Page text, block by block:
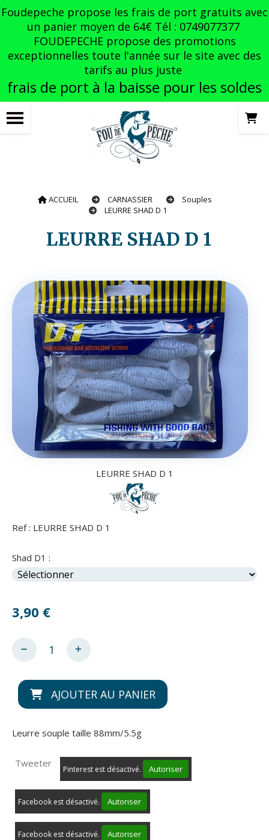
Foudepeche propose les frais de port gratuits avec
un panier moyen de 64€ Tél : 0749077377
FOUDEPECHE propose des promotions
exceptionnelles toute l'année sur le site avec des
tarifs au plus juste
frais de port à la baisse pour les soldes
ACCUEIL CARNASSIER
Souples
LEURRE SHAD D 1
LEURRE SHAD D 1
LEURRE SHAD D 1
Ref : LEURRE SHAD D 1
Shad D1 :
3,90 €
AJOUTER AU PANIER
Leurre souple taille 88mm/5.5g
Tweeter
Pinterest est désactivé. Autoriser
Facebook est désactivé. Autoriser
Facebook est désactivé. Autoriser